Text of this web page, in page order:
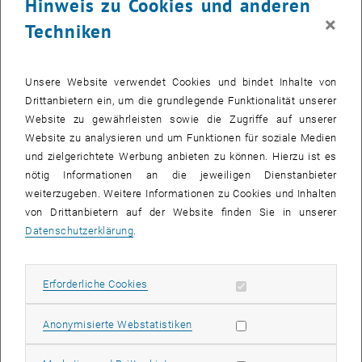
Matteo Holzmann
BSc.
Kontakt , öffnet eine externe URL in einem neuen Fenster
Hinweis zu Cookies und anderen
Techniken
×
Unsere Website verwendet Cookies und bindet Inhalte von
Drittanbietern ein, um die grundlegende Funktionalität unserer
Website zu gewährleisten sowie die Zugriffe auf unserer
Website zu analysieren und um Funktionen für soziale Medien
und zielgerichtete Werbung anbieten zu können. Hierzu ist es
nötig Informationen an die jeweiligen Dienstanbieter
weiterzugeben. Weitere Informationen zu Cookies und Inhalten
von Drittanbietern auf der Website finden Sie in unserer
Datenschutzerklärung
Erforderliche Cookies Erforderliche Cookies zulassen
Anonymisierte WebstatistikenStatistik Cookies zulassen